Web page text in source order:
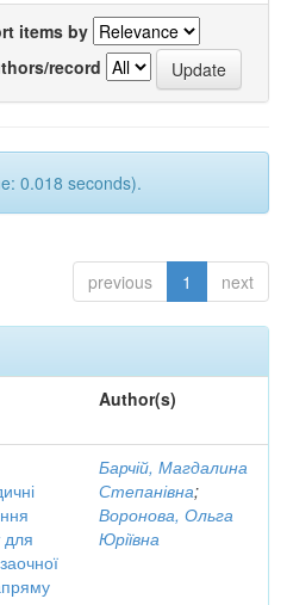
items by
record
0.018 seconds).
previous 1 next
Author(s)
для
Барчій, Магдалина
Степанівна;
Воронова, Ольга
Юріївна